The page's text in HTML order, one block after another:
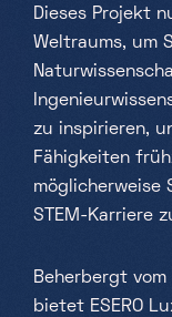
Dieses Projekt
Weltraums, um
zu inspirieren,
Fähigkeiten
möglicherweise
STEM-Karriere
Beherbergt
bietet ESERO